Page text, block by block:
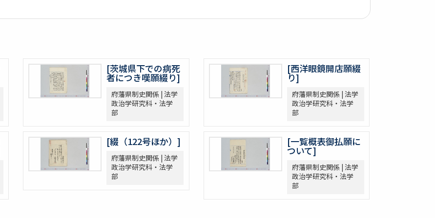
[茨城県下での病死
者につき嘆願綴り]
府藩県制史関係 | 法学
政治学研究科・法学
部
[西洋眼鏡開店願綴
り]
府藩県制史関係 | 法学
政治学研究科・法学
部
[綴（122号ほか）]
府藩県制史関係 | 法学
政治学研究科・法学
部
[一覧概表御払願に
ついて]
府藩県制史関係 | 法学
政治学研究科・法学
部